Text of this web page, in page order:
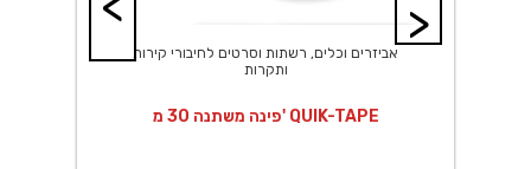
>
אביזרים וכלים, רשתות וסרטים לחיבורי קירות
ותקרות
פינה משתנה 30 מ' QUIK-TAPE